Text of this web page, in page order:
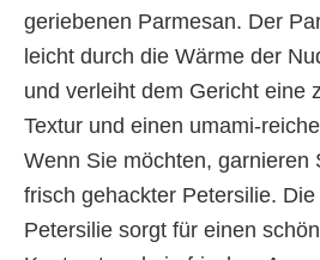
geriebenen Parmesan. Der
leicht durch die Wärme der
und verleiht dem Gericht eine
Textur und einen umami-
Wenn Sie möchten, garnieren
frisch gehackter Petersilie.
Petersilie sorgt für einen